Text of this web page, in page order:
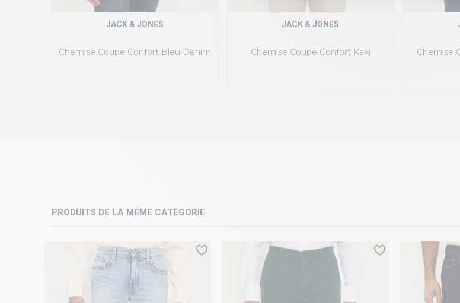
Chemise Coupe Confort Bleu Denim
JACK & JONES
Chemise Coupe Confort Kaki
JACK & JONES
Chemise
PRODUITS DE LA MÊME CATÉGORIE